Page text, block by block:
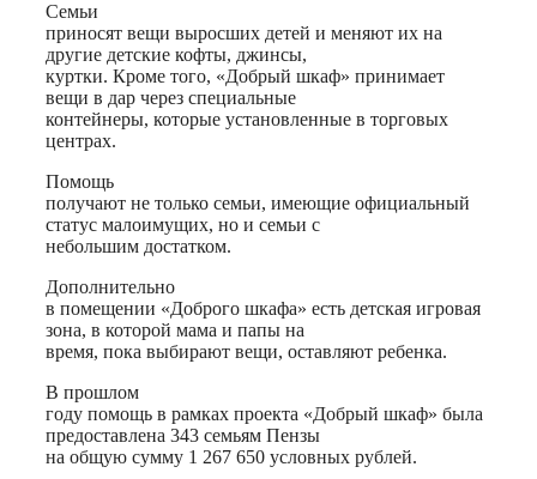
Семьи
приносят вещи выросших детей и меняют их на
другие детские кофты, джинсы,
куртки. Кроме того, «Добрый шкаф» принимает
вещи в дар через специальные
контейнеры, которые установленные в торговых
центрах.
Помощь
получают не только семьи, имеющие официальный
статус малоимущих, но и семьи с
небольшим достатком.
Дополнительно
в помещении «Доброго шкафа» есть детская игровая
зона, в которой мама и папы на
время, пока выбирают вещи, оставляют ребенка.
В прошлом
году помощь в рамках проекта «Добрый шкаф» была
предоставлена 343 семьям Пензы
на общую сумму 1 267 650 условных рублей.